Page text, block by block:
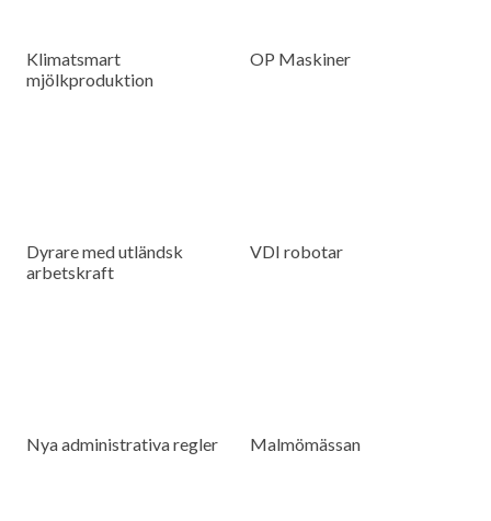
Klimatsmart
mjölkproduktion
OP Maskiner
Dyrare med utländsk
arbetskraft
VDI robotar
Nya administrativa regler Malmömässan